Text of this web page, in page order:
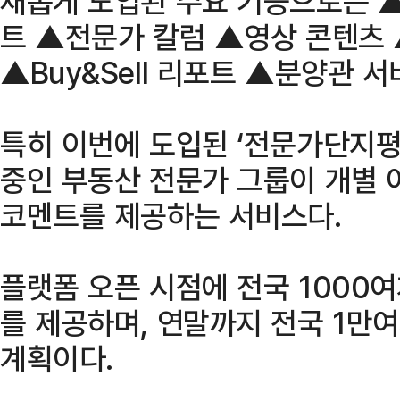
트 ▲전문가 칼럼 ▲영상 콘텐
▲Buy&Sell 리포트 ▲분양관 서
특히 이번에 도입된 ‘전문가단지
중인 부동산 전문가 그룹이 개별
코멘트를 제공하는 서비스다.
플랫폼 오픈 시점에 전국 1000
를 제공하며, 연말까지 전국 1만
계획이다.